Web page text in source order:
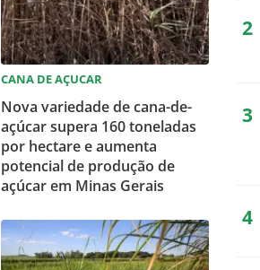
CANA DE AÇUCAR
Nova variedade de cana-de-
açúcar supera 160 toneladas
por hectare e aumenta
potencial de produção de
açúcar em Minas Gerais